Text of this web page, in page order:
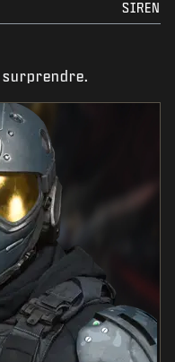
SIREN
surprendre.